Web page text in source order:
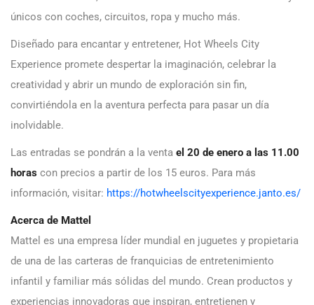
únicos con coches, circuitos, ropa y mucho más.
Diseñado para encantar y entretener, Hot Wheels City
Experience promete despertar la imaginación, celebrar la
creatividad y abrir un mundo de exploración sin fin,
convirtiéndola en la aventura perfecta para pasar un día
inolvidable.
Las entradas se pondrán a la venta el 20 de enero a las 11.00
horas con precios a partir de los 15 euros. Para más
información, visitar: https://hotwheelscityexperience.janto.es/
Acerca de Mattel
Mattel es una empresa líder mundial en juguetes y propietaria
de una de las carteras de franquicias de entretenimiento
infantil y familiar más sólidas del mundo. Crean productos y
experiencias innovadoras que inspiran, entretienen y